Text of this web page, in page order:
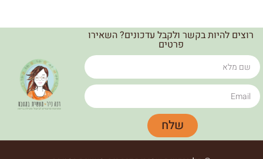
רוצים להיות בקשר ולקבל עדכונים? השאירו
פרטים
שלח